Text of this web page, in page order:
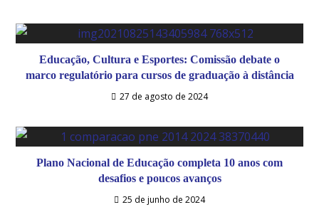
Educação, Cultura e Esportes: Comissão debate o
marco regulatório para cursos de graduação à distância
27 de agosto de 2024
Plano Nacional de Educação completa 10 anos com
desafios e poucos avanços
25 de junho de 2024